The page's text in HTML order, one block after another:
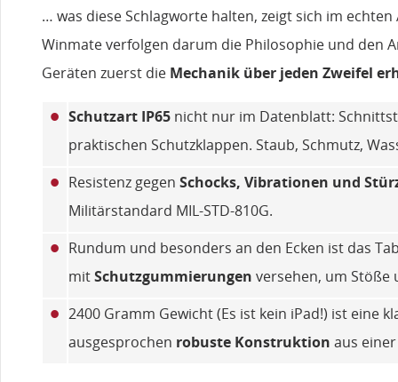
… was diese Schlagworte halten, zeigt sich im
Winmate verfolgen darum die Philosophie und den
Geräten zuerst die Mechanik über jeden Zweifel
• Schutzart IP65 nicht nur im Datenblatt:
praktischen Schutzklappen. Staub, Schmutz,
• Resistenz gegen Schocks, Vibrationen und
Militärstandard MIL‑STD‑810G.
• Rundum und besonders an den Ecken ist das
mitSchutzgummierungen versehen, um Stöße
• 2400 Gramm Gewicht (Es ist kein iPad!) ist eine
ausgesprochen robuste Konstruktion aus